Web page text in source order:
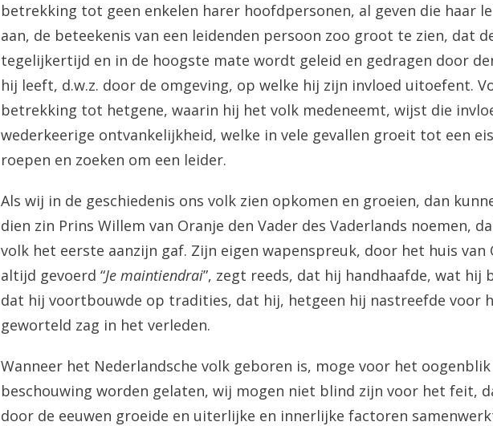
betrekking tot geen enkelen harer hoofdpersonen, al geven die haar
aan, de beteekenis van een leidenden persoon zoo groot te zien, dat
tegelijkertijd en in de hoogste mate wordt geleid en gedragen door
hij leeft, d.w.z. door de omgeving, op welke hij zijn invloed uitoefent.
betrekking tot hetgene, waarin hij het volk medeneemt, wijst die
wederkeerige ontvankelijkheid, welke in vele gevallen groeit tot een
roepen en zoeken om een leider.
Als wij in de geschiedenis ons volk zien opkomen en groeien, dan
dien zin Prins Willem van Oranje den Vader des Vaderlands noemen,
volk het eerste aanzijn gaf. Zijn eigen wapenspreuk, door het huis van
altijd gevoerd “Je maintiendrai”, zegt reeds, dat hij handhaafde, wat hij
dat hij voortbouwde op tradities, dat hij, hetgeen hij nastreefde voor
geworteld zag in het verleden.
Wanneer het Nederlandsche volk geboren is, moge voor het
beschouwing worden gelaten, wij mogen niet blind zijn voor het feit,
door de eeuwen groeide en uiterlijke en innerlijke factoren